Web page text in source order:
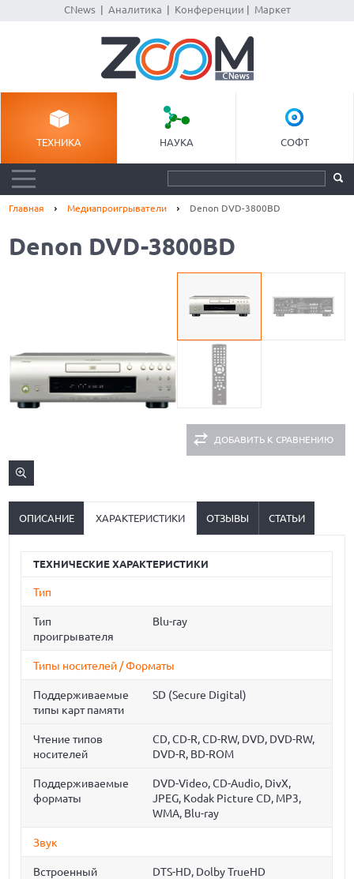
CNews| Аналитика Конференции Маркет
ТЕХНИКА НАУКА СОФТ
Главная Медиапроигрыватели Denon DVD-3800BD
Denon DVD-3800BD
ДОБАВИТЬ К СРАВНЕНИЮ
ОПИСАНИЕ ХАРАКТЕРИСТИКИ ОТЗЫВЫ СТАТЬИ
ТЕХНИЧЕСКИЕ ХАРАКТЕРИСТИКИ
Тип
Тип
проигрывателя
Blu-ray
Типы носителей / Форматы
Поддерживаемые
типы карт памяти
SD (Secure Digital)
Чтение типов
носителей
CD, CD-R, CD-RW, DVD, DVD-RW,
DVD-R, BD-ROM
Поддерживаемые
форматы
DVD-Video, CD-Audio, DivX,
JPEG, Kodak Picture CD, MP3,
WMA, Blu-ray
Звук
Встроенный
DTS-HD, Dolby TrueHD